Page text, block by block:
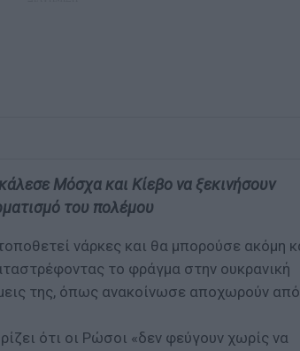
Μόσχα και Κίεβο να ξεκινήσουν
του πολέμου
νάρκες και θα μπορούσε ακόμη
το φράγμα στην ουκρανική
της, όπως ανακοίνωσε αποχωρούν από
ότι οι Ρώσοι «δεν φεύγουν χωρίς να